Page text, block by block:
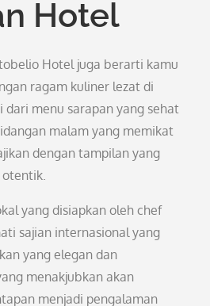
Hotel
Hotel juga berarti kamu
ragam kuliner lezat di
menu sarapan yang sehat
malam yang memikat
dengan tampilan yang
otentik.
yang disiapkan oleh chef
sajian internasional yang
yang elegan dan
menakjubkan akan
menjadi pengalaman